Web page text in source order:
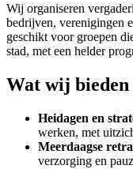
Wij organiseren
bedrijven, verenigingen
geschikt voor groepen
stad, met een helder
Wat wij bieden
Heidagen en
werken, met
Meerdaagse
verzorging en